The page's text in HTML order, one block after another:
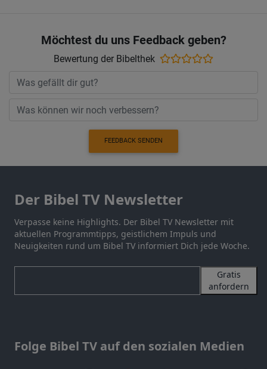
Möchtest du uns Feedback geben?
Bewertung der Bibelthek
FEEDBACK SENDEN
Der Bibel TV Newsletter
Verpasse keine Highlights. Der Bibel TV Newsletter mit
aktuellen Programmtipps, geistlichem Impuls und
Neuigkeiten rund um Bibel TV informiert Dich jede Woche.
Gratis
anfordern
Folge Bibel TV auf den sozialen Medien